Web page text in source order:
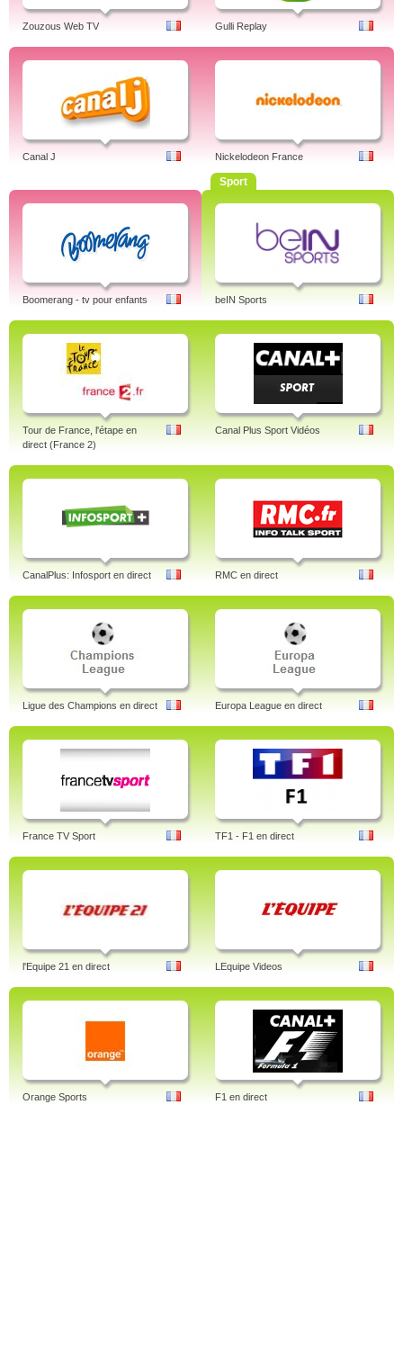
Zouzous Web TV Gulli Replay
Canal J Nickelodeon France
Boomerang - tv pour enfants
Sport
beIN Sports
Tour de France, l'étape en
direct (France 2)
Canal Plus Sport Vidéos
CanalPlus: Infosport en direct RMC en direct
Ligue des Champions en direct Europa League en direct
France TV Sport TF1 - F1 en direct
l'Equipe 21 en direct LEquipe Videos
Orange Sports F1 en direct